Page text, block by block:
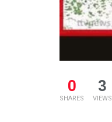
0
SHARES
3
VIEWS